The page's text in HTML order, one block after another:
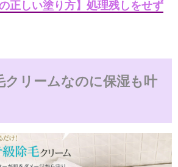
正しい塗り方】処理残しをせず
クリームなのに保湿も叶